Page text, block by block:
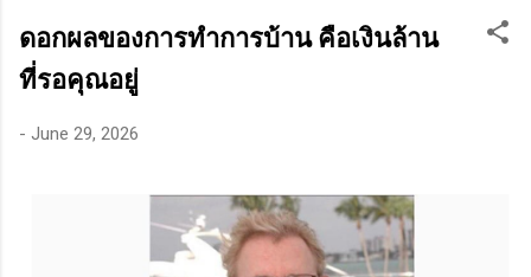
ดอกผลของการทำการบ้าน คือเงินล้าน
ที่รอคุณอยู่
- June 29, 2026